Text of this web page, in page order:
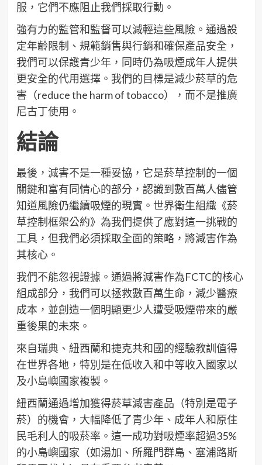
服，它們不應阻止我們採取行動。
強有力的監管和監督可以減輕這些風險。通過設
定年齡限制、規範銷售與行銷和確保產品安全，
我們可以保護青少年，同時仍為吸煙成年人提供
更安全的代用選擇。我們的目標是減少菸草的危
害（reduce the harm of tobacco），而不是推廣
尼古丁使用。
結論
最後，減害不是一種妥協，它是菸草控制的一個
關鍵和富有同情心的部分，認識到數百萬人儘管
知道風險仍繼續吸煙的現實。世界衛生組織《菸
草控制框架公約》為我們提供了應對這一挑戰的
工具，但我們必須採取全面的策略，將減害作為
其核心。
我們不能忽視證據。通過將減害作為FCTC的核心
組成部分，我們可以拯救數百萬生命，減少醫療
成本，並創造一個明顯更少人遭受吸煙帶來的嚴
重後果的未來。
來自瑞典、紐西蘭和捷克共和國的經驗教訓值得
在世界各地，特別是在低收入和中等收入國家以
及小島嶼國家複製。
紐西蘭通過增加獲得菸草減害產品（特別是電子
菸）的機會，大幅降低了青少年、成年人和原住
民毛利人的吸菸率。這一成功對吸煙率超過35%
的小島嶼國家（如湯加、所羅門群島、塞浦路斯